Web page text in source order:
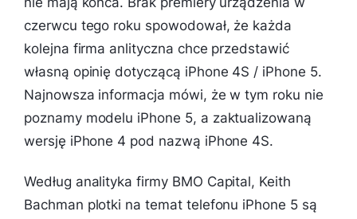
czerwcu tego roku spowodował, że każda
kolejna firma anlityczna chce przedstawić
własną opinię dotyczącą iPhone 4S / iPhone 5.
Najnowsza informacja mówi, że w tym roku nie
poznamy modelu iPhone 5, a zaktualizowaną
wersję iPhone 4 pod nazwą iPhone 4S.
Według analityka firmy BMO Capital, Keith
Bachman plotki na temat telefonu iPhone 5 są